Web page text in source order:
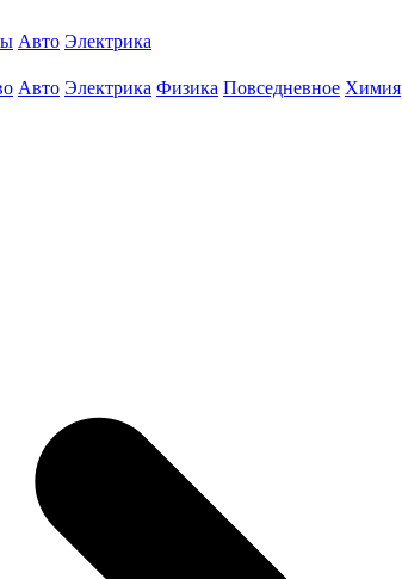
Авто Электрика
Авто Электрика Физика Повседневное Химия